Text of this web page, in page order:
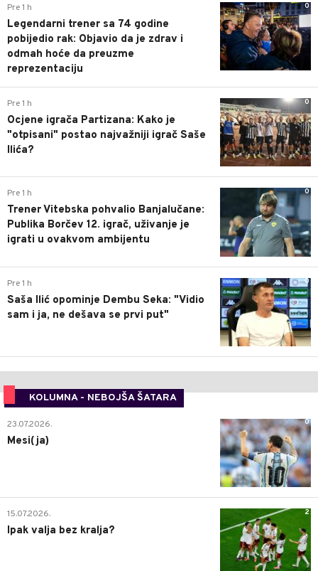
0
Pre 1 h
Legendarni trener sa 74 godine
pobijedio rak: Objavio da je zdrav i
odmah hoće da preuzme
reprezentaciju
0
Pre 1 h
Ocjene igrača Partizana: Kako je
"otpisani" postao najvažniji igrač Saše
Ilića?
0
Pre 1 h
Trener Vitebska pohvalio Banjalučane:
Publika Borčev 12. igrač, uživanje je
igrati u ovakvom ambijentu
0
Pre 1 h
Saša Ilić opominje Dembu Seka: "Vidio
sam i ja, ne dešava se prvi put"
KOLUMNA - NEBOJŠA ŠATARA
0
23.07.2026.
Mesi(ja)
2
15.07.2026.
Ipak valja bez kralja?